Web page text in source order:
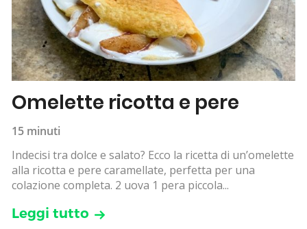
Omelette ricotta e pere
15 minuti
Indecisi tra dolce e salato? Ecco la ricetta di un’omelette
alla ricotta e pere caramellate, perfetta per una
colazione completa. 2 uova 1 pera piccola...
Leggi tutto